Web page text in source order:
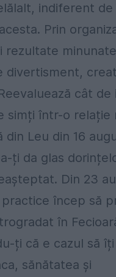
indiferent
Prin
rezultate
divertisment,
cât de
simți într-o relație
din Leu din 16
ți da glas
Din 23
încep să
în
ți că e cazul să
sănătatea și